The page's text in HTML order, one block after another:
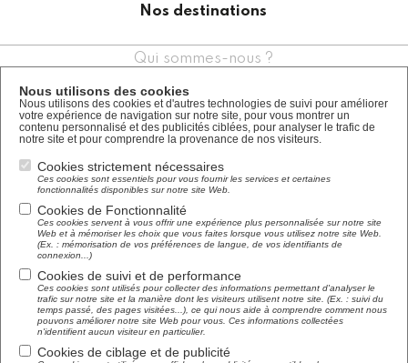
Nos destinations
Qui sommes-nous ?
Nos garanties
Nous contacter
Demandez un devis
Mon espace
Mes séjours favoris
Plan du site
Mentions légales
Partenaires
Informations
Nous utilisons des cookies
Nous utilisons des cookies et d'autres technologies de suivi pour améliorer
votre expérience de navigation sur notre site, pour vous montrer un
contenu personnalisé et des publicités ciblées, pour analyser le trafic de
notre site et pour comprendre la provenance de nos visiteurs.
Cookies strictement nécessaires
Ces cookies sont essentiels pour vous fournir les services et certaines
fonctionnalités disponibles sur notre site Web.
Cookies de Fonctionnalité
Ces cookies servent à vous offrir une expérience plus personnalisée sur notre site
Web et à mémoriser les choix que vous faites lorsque vous utilisez notre site Web.
(Ex. : mémorisation de vos préférences de langue, de vos identifiants de
connexion...)
Cookies de suivi et de performance
Ces cookies sont utilisés pour collecter des informations permettant d'analyser le
trafic sur notre site et la manière dont les visiteurs utilisent notre site. (Ex. : suivi du
temps passé, des pages visitées...), ce qui nous aide à comprendre comment nous
pouvons améliorer notre site Web pour vous. Ces informations collectées
n'identifient aucun visiteur en particulier.
Cookies de ciblage et de publicité